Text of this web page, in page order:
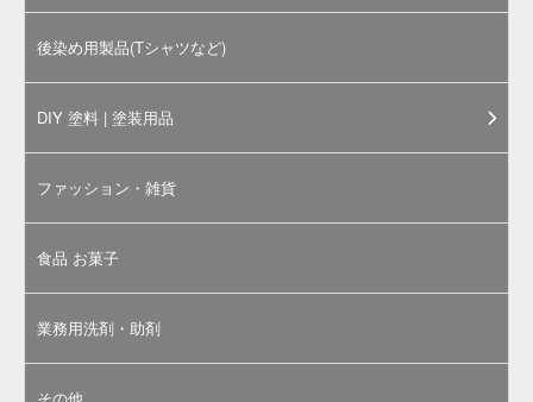
内容物の写真は「そめそめキット Sサイズ ブラック
」の物で
さ、染料（染め粉）の色は異なります。